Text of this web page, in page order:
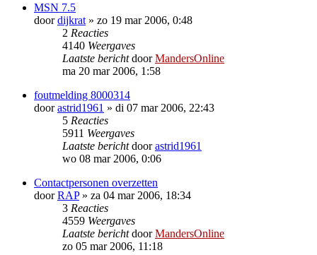
MSN 7.5
doordijkrat » zo 19 mar 2006, 0:48
2 Reacties
4140 Weergaves
Laatste berichtdoorMandersOnline
ma 20 mar 2006, 1:58
foutmelding 8000314
doorastrid1961 » di 07 mar 2006, 22:43
5 Reacties
5911 Weergaves
Laatste berichtdoorastrid1961
wo 08 mar 2006, 0:06
Contactpersonen overzetten
doorRAP» za 04 mar 2006, 18:34
3 Reacties
4559 Weergaves
Laatste berichtdoorMandersOnline
zo 05 mar 2006, 11:18